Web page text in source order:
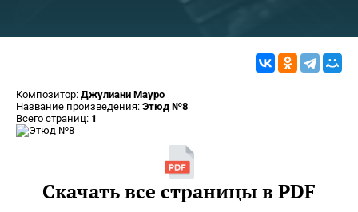
Композитор: Джулиани Мауро
Название произведения: Этюд №8
Всего страниц: 1
Скачать все страницы в PDF